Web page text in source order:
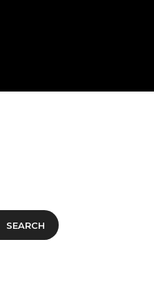
SEARCH